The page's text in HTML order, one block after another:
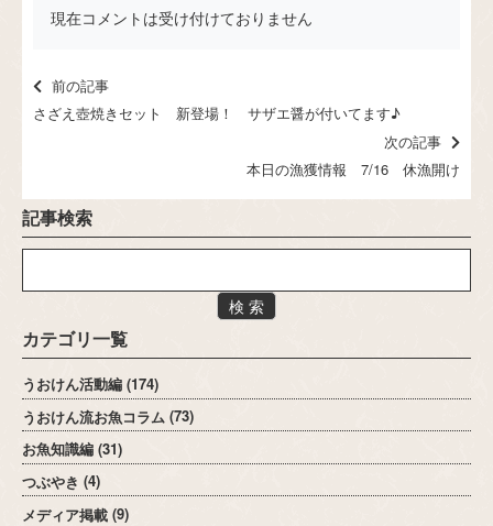
現在コメントは受け付けておりません
前の記事
さざえ壺焼きセット 新登場！ サザエ醤が付いてます♪
次の記事
本日の漁獲情報 7/16 休漁開け
記事検索
検 索
カテゴリ一覧
うおけん活動編 (174)
うおけん流お魚コラム (73)
お魚知識編 (31)
つぶやき (4)
メディア掲載 (9)